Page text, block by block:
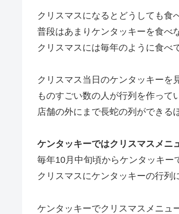
クリスマスになるとどうしても食
普段はあまりケンタッキーを食べ
クリスマスには毎年のように食べ
クリスマス当日のケンタッキーを
ものすごい数の人が行列を作って
店舗の外にまで長蛇の列ができる
ケンタッキーではクリスマスメニ
毎年10月中旬頃からケンタッキー
クリスマスにケンタッキーの行列
ケンタッキーでクリスマスメニュ